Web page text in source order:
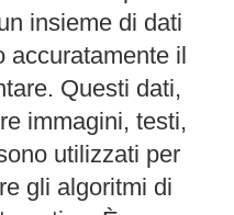
insieme di dati
accuratamente il
Questi dati,
immagini, testi,
utilizzati per
gli algoritmi di